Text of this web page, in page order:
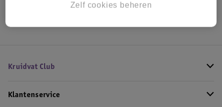
Hoe controleren wij de reviews?
Kruidvat Club
Klantenservice
Zelf cookies beheren